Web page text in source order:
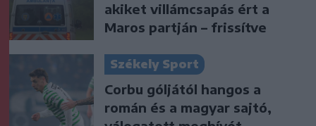
akiket villámcsapás ért a
Maros partján – frissítve
Székely Sport
Corbu góljától hangos a
román és a magyar sajtó,